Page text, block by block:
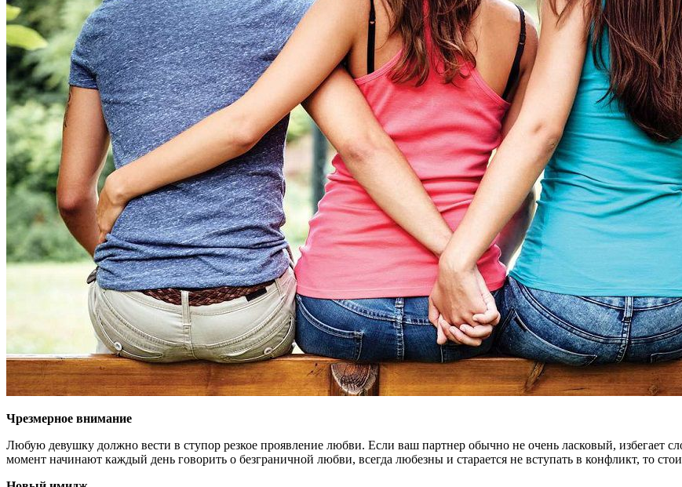
Чрезмерное внимание
Любую девушку должно вести в ступор резкое проявление любви. Если ваш партнер обычно не очень ласковый, избегает
момент начинают каждый день говорить о безграничной любви, всегда любезны и старается не вступать в конфликт, то